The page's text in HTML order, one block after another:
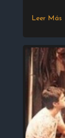
Leer Más